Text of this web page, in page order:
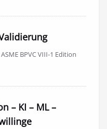
BPVC VIII-1 Edition
– KI – ML –